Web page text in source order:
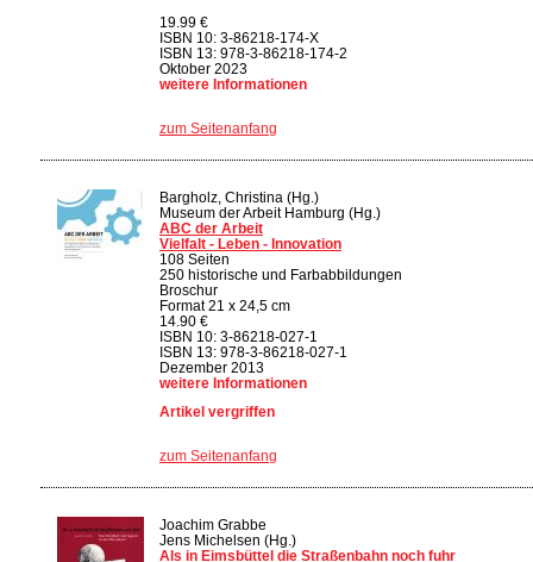
19.99 €
ISBN 10: 3-86218-174-X
ISBN 13: 978-3-86218-174-2
Oktober 2023
weitere Informationen
zum Seitenanfang
Bargholz, Christina (Hg.)
Museum der Arbeit Hamburg (Hg.)
ABC der Arbeit
Vielfalt - Leben - Innovation
108 Seiten
250 historische und Farbabbildungen
Broschur
Format 21 x 24,5 cm
14.90 €
ISBN 10: 3-86218-027-1
ISBN 13: 978-3-86218-027-1
Dezember 2013
weitere Informationen
Artikel vergriffen
zum Seitenanfang
Joachim Grabbe
Jens Michelsen (Hg.)
Als in Eimsbüttel die Straßenbahn noch fuhr